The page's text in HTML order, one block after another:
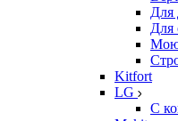
Для
Для
Kitfort
LG
С